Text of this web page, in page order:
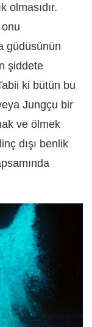
olmasıdır.
onu
güdüsünün
şiddete
ki bütün bu
Jungçu bir
ve ölmek
dışı benlik